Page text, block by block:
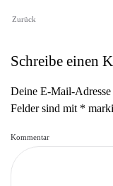
Zurück
Schreibe einen
Deine E-Mail-
Felder sind mit *
Kommentar